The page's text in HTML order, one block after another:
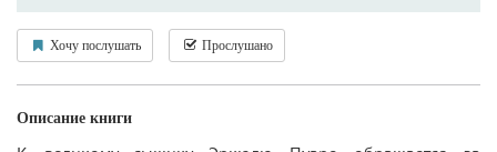
Хочу послушать Прослушано
Описание книги